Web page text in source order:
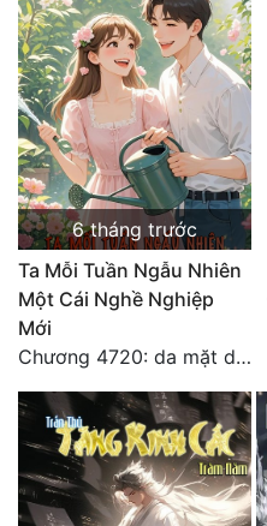
6 tháng trước
Ta Mỗi Tuần Ngẫu Nhiên
Một Cái Nghề Nghiệp
Mới
Chương 4720: da mặt dày